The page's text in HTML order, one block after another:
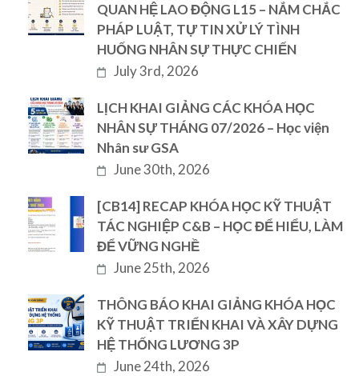
QUAN HỆ LAO ĐỘNG L15 – NẮM CHẮC
PHÁP LUẬT, TỰ TIN XỬ LÝ TÌNH
HUỐNG NHÂN SỰ THỰC CHIẾN
July 3rd, 2026
LỊCH KHAI GIẢNG CÁC KHÓA HỌC
NHÂN SỰ THÁNG 07/2026 – Học viện
Nhân sư GSA
June 30th, 2026
[CB14] RECAP KHÓA HỌC KỸ THUẬT
TÁC NGHIỆP C&B – HỌC ĐỂ HIỂU, LÀM
ĐỂ VỮNG NGHỀ
June 25th, 2026
THÔNG BÁO KHAI GIẢNG KHÓA HỌC
KỸ THUẬT TRIỂN KHAI VÀ XÂY DỰNG
HỆ THỐNG LƯƠNG 3P
June 24th, 2026